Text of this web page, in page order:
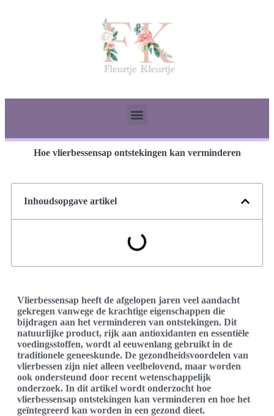
Hoe vlierbessensap ontstekingen kan verminderen
Inhoudsopgave artikel
Vlierbessensap heeft de afgelopen jaren veel aandacht
gekregen vanwege de krachtige eigenschappen die
bijdragen aan het verminderen van ontstekingen. Dit
natuurlijke product, rijk aan antioxidanten en essentiële
voedingsstoffen, wordt al eeuwenlang gebruikt in de
traditionele geneeskunde. De gezondheidsvoordelen van
vlierbessen zijn niet alleen veelbelovend, maar worden
ook ondersteund door recent wetenschappelijk
onderzoek. In dit artikel wordt onderzocht hoe
vlierbessensap ontstekingen kan verminderen en hoe het
geïntegreerd kan worden in een gezond dieet.